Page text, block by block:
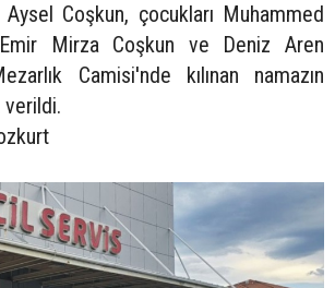
Coşkun, çocukları Muhammed
Mirza Coşkun ve Deniz Aren
Camisi'nde kılınan namazın
verildi.